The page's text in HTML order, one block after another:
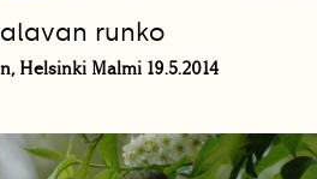
runko
Helsinki Malmi 19.5.2014